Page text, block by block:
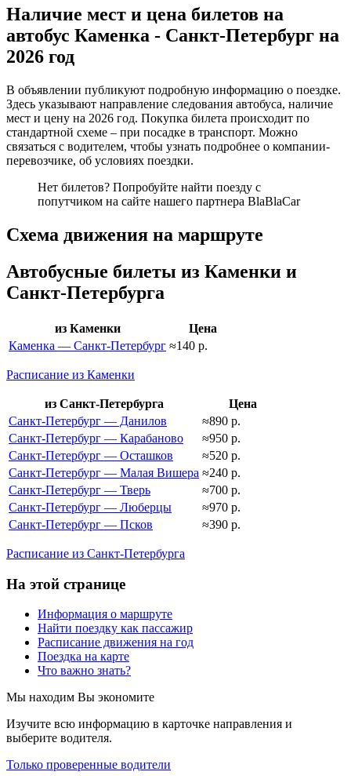
Наличие мест и цена билетов на
автобус Каменка - Санкт-Петербург на
2026 год
В объявлении публикуют подробную информацию о поездке.
Здесь указывают направление следования автобуса, наличие
мест и цену на 2026 год. Покупка билета происходит по
стандартной схеме – при посадке в транспорт. Можно
связаться с водителем, чтобы узнать подробнее о компании-
перевозчике, об условиях поездки.
Нет билетов? Попробуйте найти поезду с
попутчиком на сайте нашего партнера BlaBlaCar
Схема движения на маршруте
Автобусные билеты из Каменки и
Санкт-Петербурга
из Каменки
Цена
Каменка — Санкт-Петербург ≈140 р.
Расписание из Каменки
из Санкт-Петербурга
Цена
Санкт-Петербург — Данилов
≈890 р.
Санкт-Петербург — Карабаново
≈950 р.
Санкт-Петербург — Осташков
≈520 р.
Санкт-Петербург — Малая Вишера ≈240 р.
Санкт-Петербург — Тверь
≈700 р.
Санкт-Петербург — Люберцы
≈970 р.
Санкт-Петербург — Псков
≈390 р.
Расписание из Санкт-Петербурга
На этой странице
Информация о маршруте
Найти поездку как пассажир
Расписание движения на год
Поездка на карте
Что важно знать?
Мы находим Вы экономите
Изучите всю информацию в карточке направления и
выберите водителя.
Только проверенные водители